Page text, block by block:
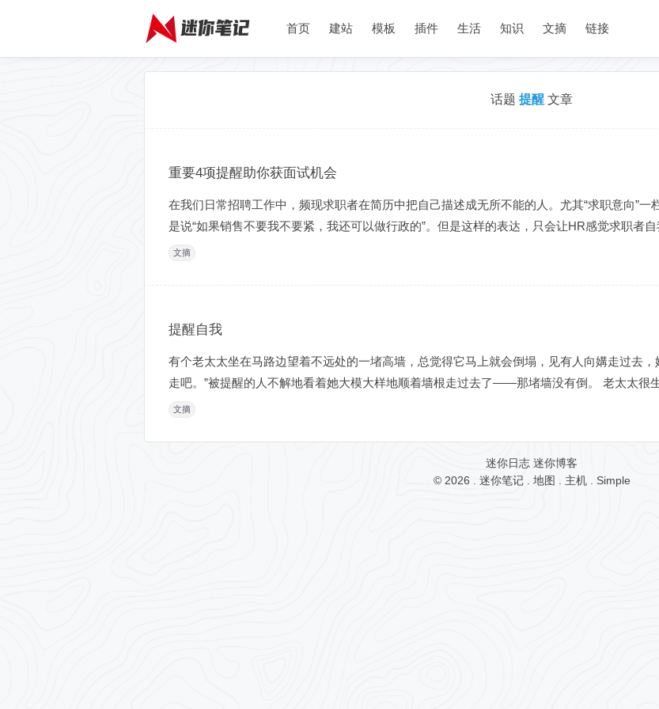
首页 建站 模板 插件 生活 知识 文摘 链接
话题 提醒 文章
重要4项提醒助你获面试机会
在我们日常招聘工作中，频现求职者在简历中把自己描述成无所不能的人。尤其“求职意向”一
是说“如果销售不要我不要紧，我还可以做行政的”。但是这样的表达，只会让HR感觉求职者
文摘
提醒自我
有个老太太坐在马路边望着不远处的一堵高墙，总觉得它马上就会倒塌，见有人向媾走过去
走吧。”被提醒的人不解地看着她大模大样地顺着墙根走过去了——那堵墙没有倒。 老太太很
文摘
迷你日志 迷你博客
© 2026 . 迷你笔记. 地图 主机. Simple